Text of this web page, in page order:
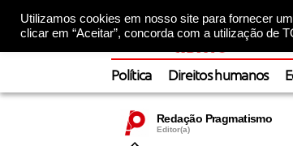
Utilizamos cookies em nosso site para fornecer
clicar em “Aceitar”, concorda com a utilização de
Política Direitos humanos
Redação Pragmatismo
Editor(a)